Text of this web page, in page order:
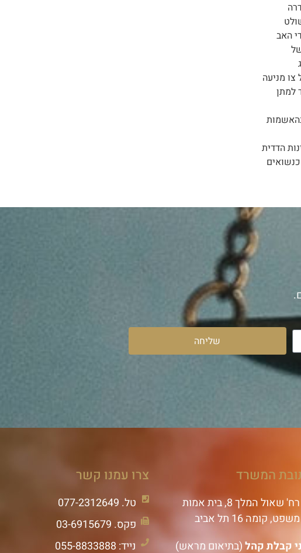
הגדרה
האב
מניעה
למתן
בהאשמות
זוג חסינות הדדית
שליחה
המשרד
רח' שאול המלך 8, בית אמות
משפט, קומה 16 תל אביב
קבלת קהל(בתיאום מראש)
צרו עמנו קשר
טל. 077-2312649
פקס. 03-6915679
נייד: 055-8833888